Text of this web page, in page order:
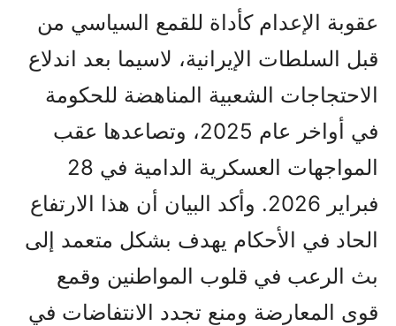
عقوبة الإعدام كأداة للقمع السياسي من
قبل السلطات الإيرانية، لاسيما بعد اندلاع
الاحتجاجات الشعبية المناهضة للحكومة
في أواخر عام 2025، وتصاعدها عقب
المواجهات العسكرية الدامية في 28
فبراير 2026. وأكد البيان أن هذا الارتفاع
الحاد في الأحكام يهدف بشكل متعمد إلى
بث الرعب في قلوب المواطنين وقمع
قوى المعارضة ومنع تجدد الانتفاضات في